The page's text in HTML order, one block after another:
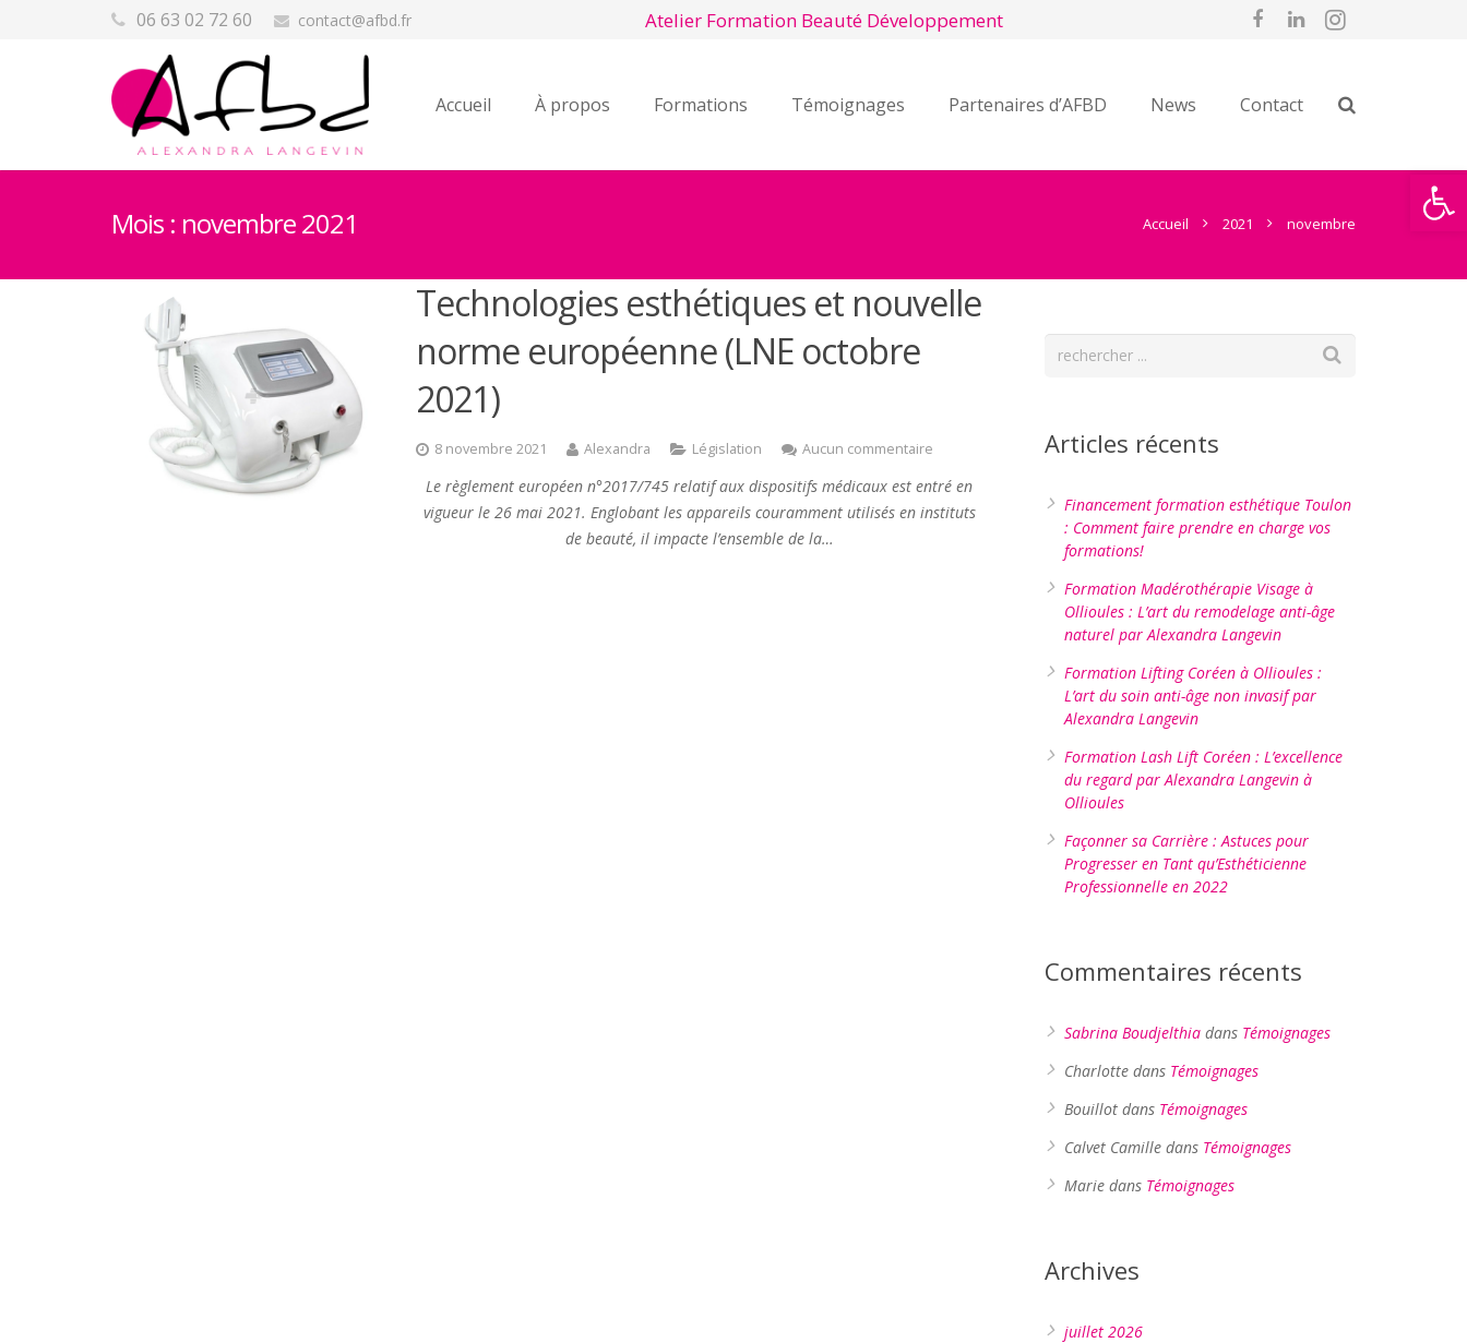
Ouvrir
06 63 02 72 60 contact@afbd.fr Atelier Formation Beauté Développement
Accueil À propos Formations Témoignages Partenaires d’AFBD News Contact
Mois : novembre 2021 Accueil 2021 novembre
Technologies esthétiques et nouvelle
norme européenne (LNE octobre
2021)
8 novembre 2021 Alexandra Législation Aucun commentaire
Le règlement européen n°2017/745 relatif aux dispositifs médicaux est entré en
vigueur le 26 mai 2021. Englobant les appareils couramment utilisés en instituts
de beauté, il impacte l’ensemble de la…
Articles récents
Financement formation esthétique Toulon
: Comment faire prendre en charge vos
formations!
Formation Madérothérapie Visage à
Ollioules : L’art du remodelage anti-âge
naturel par Alexandra Langevin
Formation Lifting Coréen à Ollioules :
L’art du soin anti-âge non invasif par
Alexandra Langevin
Formation Lash Lift Coréen : L’excellence
du regard par Alexandra Langevin à
Ollioules
Façonner sa Carrière : Astuces pour
Progresser en Tant qu’Esthéticienne
Professionnelle en 2022
Commentaires récents
Sabrina Boudjelthia dans Témoignages
Charlotte dans Témoignages
Bouillot dans Témoignages
Calvet Camille dans Témoignages
Marie dans Témoignages
Archives
juillet 2026